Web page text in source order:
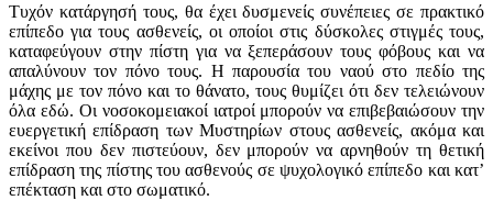
Τυχόν κατάργησή τους, θα έχει δυσμενείς συνέπειες σε πρακτικό
επίπεδο για τους ασθενείς, οι οποίοι στις δύσκολες στιγμές τους,
καταφεύγουν στην πίστη για να ξεπεράσουν τους φόβους και να
απαλύνουν τον πόνο τους. Η παρουσία του ναού στο πεδίο της
μάχης με τον πόνο και το θάνατο, τους θυμίζει ότι δεν τελειώνουν
όλα εδώ. Οι νοσοκομειακοί ιατροί μπορούν να επιβεβαιώσουν την
ευεργετική επίδραση των Μυστηρίων στους ασθενείς, ακόμα και
εκείνοι που δεν πιστεύουν, δεν μπορούν να αρνηθούν τη θετική
επίδραση της πίστης του ασθενούς σε ψυχολογικό επίπεδο και κατ’
επέκταση και στο σωματικό.